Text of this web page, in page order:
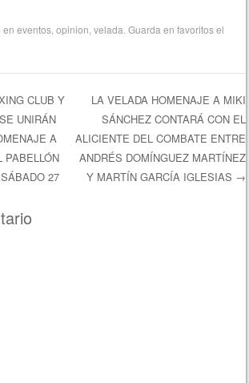
eneventos,opinion,velada. Guarda en favoritos el
de entradas
CLUB Y
UNIRÁN
A
PABELLÓN
27
LA VELADA HOMENAJE A MIKI
SÁNCHEZ CONTARÁ CON EL
ALICIENTE DEL COMBATE ENTRE
ANDRÉS DOMÍNGUEZ MARTÍNEZ
Y MARTÍN GARCÍA IGLESIAS →